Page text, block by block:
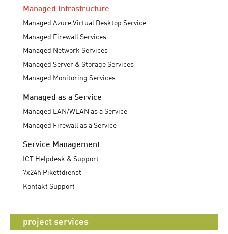
Managed Infrastructure
Managed Azure Virtual Desktop Service
Managed Firewall Services
Managed Network Services
Managed Server & Storage Services
Managed Monitoring Services
Managed as a Service
Managed LAN/WLAN as a Service
Managed Firewall as a Service
Service Management
ICT Helpdesk & Support
7x24h Pikettdienst
Kontakt Support
project services